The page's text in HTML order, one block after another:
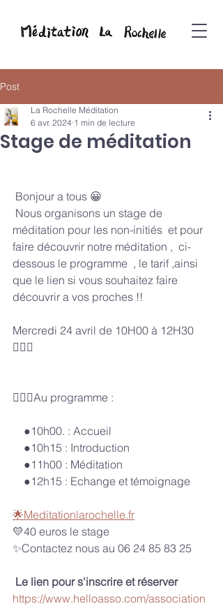
Post
Stage de méditation
La Rochelle Méditation
6 avr. 2024 1 min de lecture
Bonjour a tous 😀
méditation pour les non-initiés  et pour
faire découvrir notre méditation ,  ci-
dessous le programme  , le tarif ,ainsi
que le lien si vous souhaitez faire
découvrir a vos proches !!
Mercredi 24 avril de 10H00 à 12H30
🧘🏽‍♂️
🤸🏼‍♂️Au programme :
    ●10h00. : Accueil
    ●10h15 : Introduction
    ●11h00 : Méditation
    ●12h15 : Echange et témoignage
🌟Meditationlarochelle.fr
💛40 euros le stage
✨Contactez nous au 06 24 85 83 25
Le lien pour s'inscrire et réserver
https://www.helloasso.com/association